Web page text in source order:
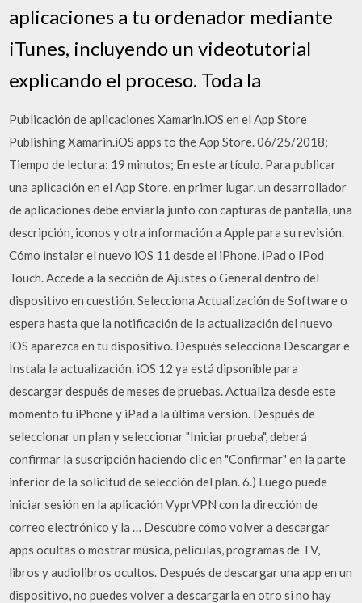
aplicaciones a tu ordenador mediante
iTunes, incluyendo un videotutorial
explicando el proceso. Toda la
Publicación de aplicaciones Xamarin.iOS en el App Store
Publishing Xamarin.iOS apps to the App Store. 06/25/2018;
Tiempo de lectura: 19 minutos; En este artículo. Para publicar
una aplicación en el App Store, en primer lugar, un desarrollador
de aplicaciones debe enviarla junto con capturas de pantalla, una
descripción, iconos y otra información a Apple para su revisión.
Cómo instalar el nuevo iOS 11 desde el iPhone, iPad o IPod
Touch. Accede a la sección de Ajustes o General dentro del
dispositivo en cuestión. Selecciona Actualización de Software o
espera hasta que la notificación de la actualización del nuevo
iOS aparezca en tu dispositivo. Después selecciona Descargar e
Instala la actualización. iOS 12 ya está dipsonible para
descargar después de meses de pruebas. Actualiza desde este
momento tu iPhone y iPad a la última versión. Después de
seleccionar un plan y seleccionar "Iniciar prueba", deberá
confirmar la suscripción haciendo clic en "Confirmar" en la parte
inferior de la solicitud de selección del plan. 6.) Luego puede
iniciar sesión en la aplicación VyprVPN con la dirección de
correo electrónico y la … Descubre cómo volver a descargar
apps ocultas o mostrar música, películas, programas de TV,
libros y audiolibros ocultos. Después de descargar una app en un
dispositivo, no puedes volver a descargarla en otro si no hay